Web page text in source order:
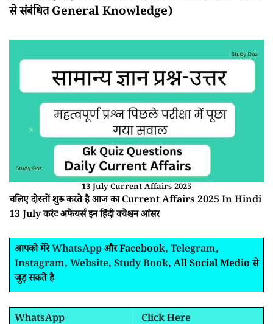
से संबंधित General Knowledge)
13 July Current Affairs 2025
चलिए दोस्तों शुरू करते है आज का Current Affairs 2025 In Hindi
13 July करंट अफेयर्स इन हिंदी क्वेश्चन आंसर
आपको मेरेWhatsAppऔर Facebook, Telegram,
Instagram, Website, Study Book, All Social Medio से
जुड़ सकते है
WhatsApp
Click Here